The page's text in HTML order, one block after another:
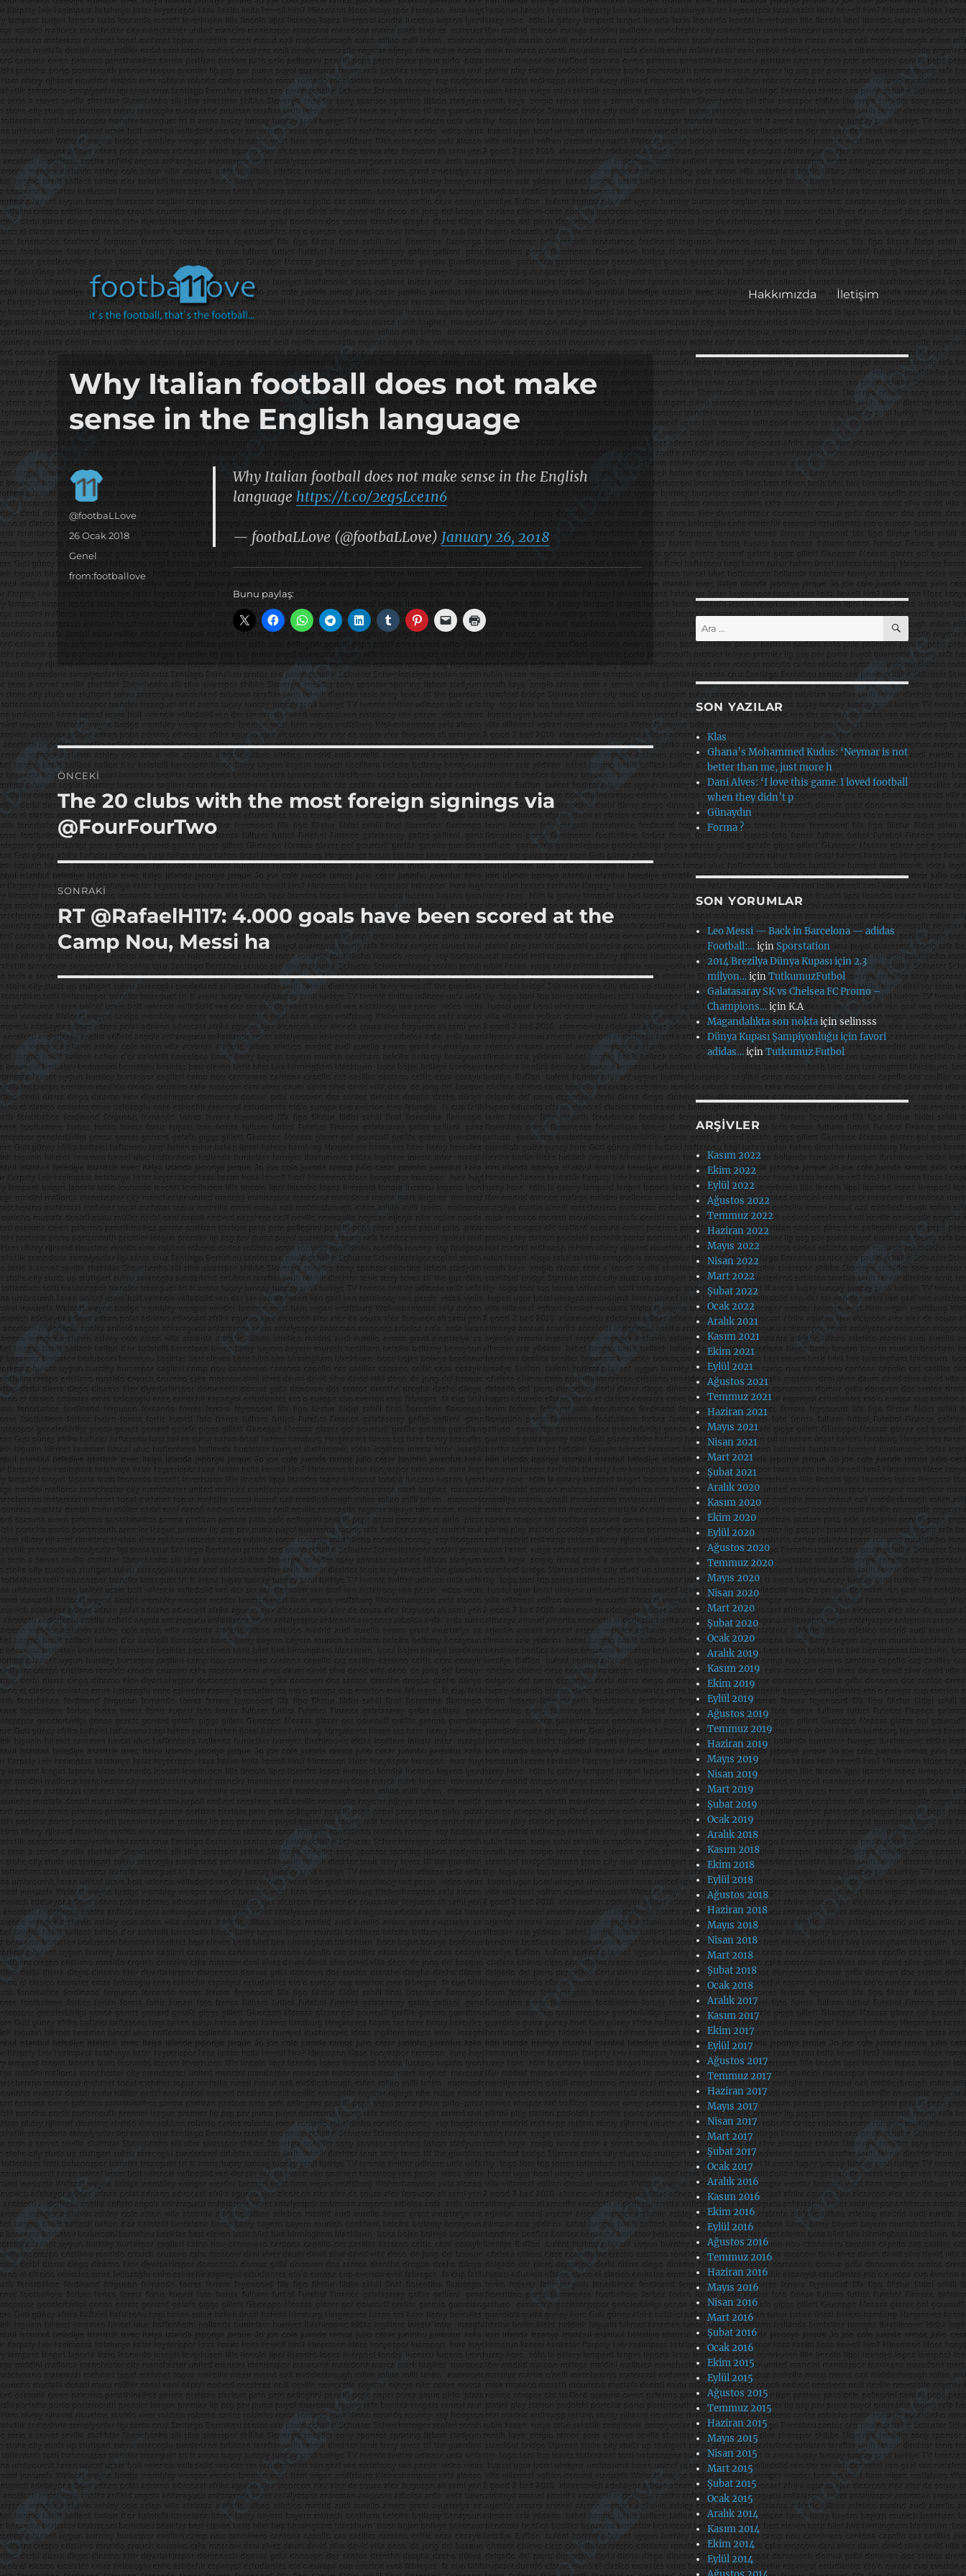
footbaLLove
it's the football, that's the football…
Hakkımızda İletişim
Why Italian football does not make
sense in the English language
Why Italian football does not make sense in the English
language https://t.co/2eg5Lce1n6
— footbaLLove (@footbaLLove) January 26, 2018
Bunu paylaş:
Yazar
@footbaLLove
Yayın
tarihi
26 Ocak 2018
Kategoriler
Genel
Etiketler
from:footballove
Yazı
gezinmesi
ÖNCEKI
Önceki
yazı:
The 20 clubs with the most foreign signings via
@FourFourTwo
SONRAKI
Sonraki
yazı:
RT @RafaelH117: 4.000 goals have been scored at the
Camp Nou, Messi ha
Ara: ARA
SON YAZILAR
Klas
Ghana’s Mohammed Kudus: ‘Neymar is not
better than me, just more h
Dani Alves: ‘I love this game. I loved football
when they didn’t p
Günaydın
Forma ?
SON YORUMLAR
Leo Messi — Back in Barcelona — adidas
Football:…içinSporstation
2014 Brezilya Dünya Kupası için 2.3
milyon…içinTutkumuzFutbol
Galatasaray SK vs Chelsea FC Promo –
Champions…içinK.A
Magandalıkta son noktaiçinselinsss
Dünya Kupası Şampiyonluğu için favori
adidas…içinTutkumuz Futbol
ARŞIVLER
Kasım 2022
Ekim 2022
Eylül 2022
Ağustos 2022
Temmuz 2022
Haziran 2022
Mayıs 2022
Nisan 2022
Mart 2022
Şubat 2022
Ocak 2022
Aralık 2021
Kasım 2021
Ekim 2021
Eylül 2021
Ağustos 2021
Temmuz 2021
Haziran 2021
Mayıs 2021
Nisan 2021
Mart 2021
Şubat 2021
Aralık 2020
Kasım 2020
Ekim 2020
Eylül 2020
Ağustos 2020
Temmuz 2020
Mayıs 2020
Nisan 2020
Mart 2020
Şubat 2020
Ocak 2020
Aralık 2019
Kasım 2019
Ekim 2019
Eylül 2019
Ağustos 2019
Temmuz 2019
Haziran 2019
Mayıs 2019
Nisan 2019
Mart 2019
Şubat 2019
Ocak 2019
Aralık 2018
Kasım 2018
Ekim 2018
Eylül 2018
Ağustos 2018
Haziran 2018
Mayıs 2018
Nisan 2018
Mart 2018
Şubat 2018
Ocak 2018
Aralık 2017
Kasım 2017
Ekim 2017
Eylül 2017
Ağustos 2017
Temmuz 2017
Haziran 2017
Mayıs 2017
Nisan 2017
Mart 2017
Şubat 2017
Ocak 2017
Aralık 2016
Kasım 2016
Ekim 2016
Eylül 2016
Ağustos 2016
Temmuz 2016
Haziran 2016
Mayıs 2016
Nisan 2016
Mart 2016
Şubat 2016
Ocak 2016
Ekim 2015
Eylül 2015
Ağustos 2015
Temmuz 2015
Haziran 2015
Mayıs 2015
Nisan 2015
Mart 2015
Şubat 2015
Ocak 2015
Aralık 2014
Kasım 2014
Ekim 2014
Eylül 2014